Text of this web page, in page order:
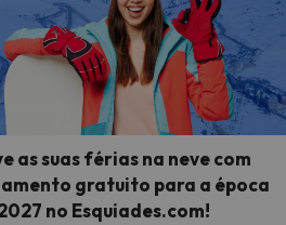
as suas férias na neve com
gratuito para a época
no Esquiades.com!